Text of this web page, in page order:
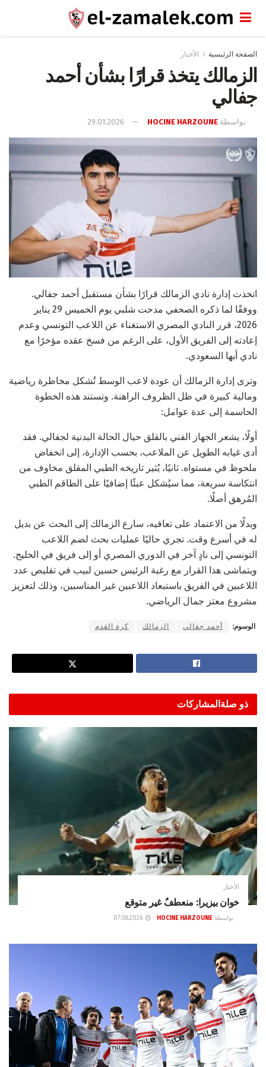
الصفحة الرئيسية الأخبار
الزمالك يتخذ قرارًا بشأن أحمد
جفالي
بواسطة HOCINE HARZOUNE
29.01.2026
اتخذت إدارة نادي الزمالك قرارًا بشأن مستقبل أحمد جفالي.
ووفقًا لما ذكره الصحفي مدحت شلبي يوم الخميس 29 يناير
2026، قرر النادي المصري الاستغناء عن اللاعب التونسي وعدم
إعادته إلى الفريق الأول، على الرغم من فسخ عقده مؤخرًا مع
نادي أبها السعودي.
وترى إدارة الزمالك أن عودة لاعب الوسط تُشكل مخاطرة رياضية
ومالية كبيرة في ظل الظروف الراهنة. وتستند هذه الخطوة
الحاسمة إلى عدة عوامل:
أولًا، يشعر الجهاز الفني بالقلق حيال الحالة البدنية لجفالي. فقد
أدى غيابه الطويل عن الملاعب، بحسب الإدارة، إلى انخفاض
ملحوظ في مستواه. ثانيًا، يُثير تاريخه الطبي المقلق مخاوف من
انتكاسة سريعة، مما سيُشكل عبئًا إضافيًا على الطاقم الطبي
المُرهق أصلًا.
وبدلًا من الاعتماد على تعافيه، سارع الزمالك إلى البحث عن بديل
له في أسرع وقت. تجري حاليًا عمليات بحث لضم اللاعب
التونسي إلى نادٍ آخر في الدوري المصري أو إلى فريق في الخليج.
ويتماشى هذا القرار مع رغبة الرئيس حسين لبيب في تقليص عدد
اللاعبين في الفريق باستبعاد اللاعبين غير المناسبين، وذلك لتعزيز
مشروع معتز جمال الرياضي.
الوسوم: أحمد جفالي الزمالك كرة القدم
ذو صلة المشاركات
الأخبار
خوان بيزيرا: منعطفٌ غير متوقع
بواسطة HOCINE HARZOUNE